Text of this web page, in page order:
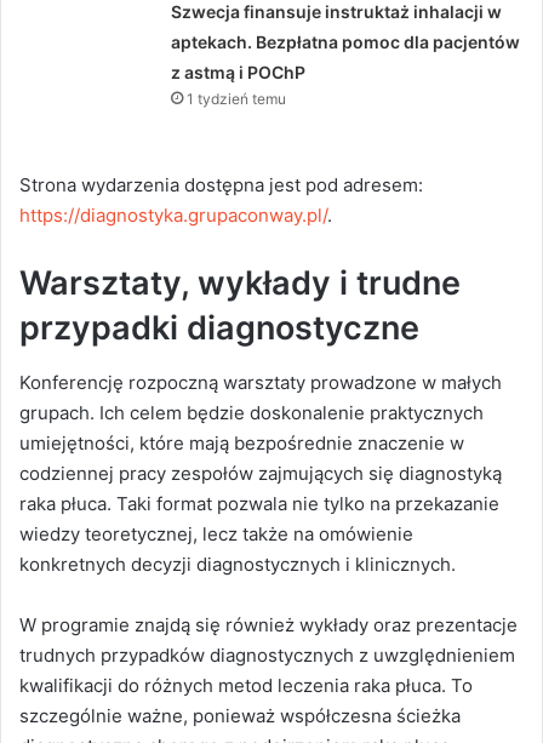
Szwecja finansuje instruktaż inhalacji w
aptekach. Bezpłatna pomoc dla pacjentów
z astmą i POChP
1 tydzień temu
Strona wydarzenia dostępna jest pod adresem:
https://diagnostyka.grupaconway.pl/.
Warsztaty, wykłady i trudne
przypadki diagnostyczne
Konferencję rozpoczną warsztaty prowadzone w małych
grupach. Ich celem będzie doskonalenie praktycznych
umiejętności, które mają bezpośrednie znaczenie w
codziennej pracy zespołów zajmujących się diagnostyką
raka płuca. Taki format pozwala nie tylko na przekazanie
wiedzy teoretycznej, lecz także na omówienie
konkretnych decyzji diagnostycznych i klinicznych.
W programie znajdą się również wykłady oraz prezentacje
trudnych przypadków diagnostycznych z uwzględnieniem
kwalifikacji do różnych metod leczenia raka płuca. To
szczególnie ważne, ponieważ współczesna ścieżka